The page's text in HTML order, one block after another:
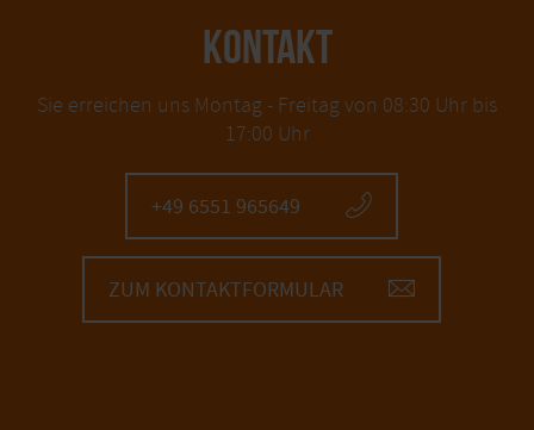
KONTAKT
Sie erreichen uns Montag - Freitag von 08:30 Uhr bis
17:00 Uhr
+49 6551 965649
ZUM KONTAKTFORMULAR